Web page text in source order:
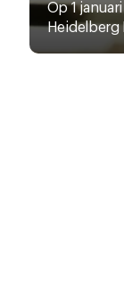
Op 1
Heidelberg